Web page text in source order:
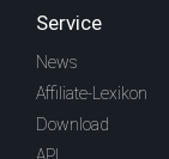
Service
News
Affiliate-Lexikon
Download